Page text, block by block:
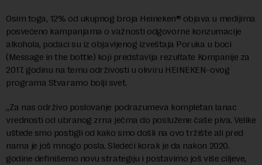
Osim toga, 12% od ukupnog broja Heineken® objava u medijima
posvećeno kampanjama o važnosti odgovorne konzumacije
alkohola, podaci su iz objavljenog izveštaja Poruka u boci
(Message in the bottle) koji predstavlja rezultate Kompanije za
2017. godinu na temu održivosti u okviru HEINEKEN-ovog
programa Stvaramo bolji svet.
„Za nas održivo poslovanje podrazumeva kompletan lanac
vrednosti od ubranog zrna ječma do poslužene čaše piva. Velike
uštede smo postigli od kako smo došli na ovo tržište ali pred
nama je još mnogo posla. Sledeći korak je da nakon 2020.
godine definišemo novu strategiju i postavimo još više ciljeve,